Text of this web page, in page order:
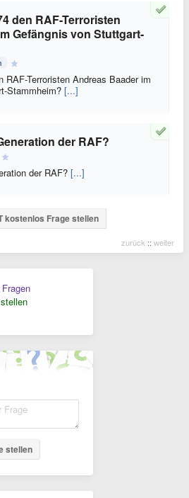
den RAF-Terroristen
Gefängnis von Stuttgart-
RAF-Terroristen Andreas Baader im
Stammheim? [...]
der RAF?
der RAF? [...]
kostenlos Frage stellen
zurück :: weiter
stellen